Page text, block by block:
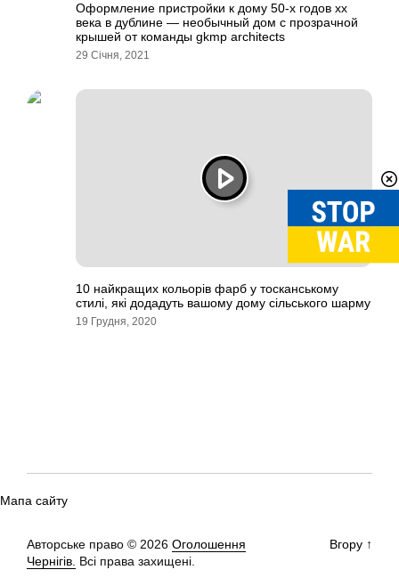
Оформление пристройки к дому 50-х годов хх
века в дублине — необычный дом с прозрачной
крышей от команды gkmp architects
29 Січня, 2021
10 найкращих кольорів фарб у тосканському
стилі, які додадуть вашому дому сільського шарму
19 Грудня, 2020
Мапа сайту
Авторське право © 2026 Оголошення
Чернігів. Всі права захищені.
Вгору ↑